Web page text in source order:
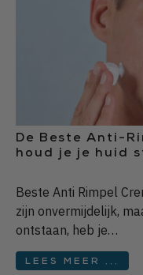
De Beste Anti-
houd je je huid
Beste Anti Rimpel
zijn onvermijdelijk,
ontstaan, heb je…
LEES MEER ...